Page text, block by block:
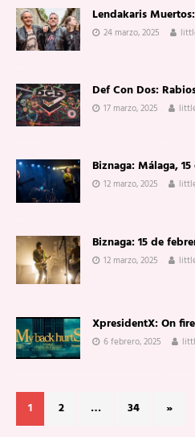
Lendakaris
24 marzo, 2025
Def Con Dos:
17 marzo, 2025
Biznaga: Málaga,
12 marzo, 2025
Biznaga: 15 de
12 marzo, 2025
XpresidentX: On
6 febrero, 2025
1 2 … 34 »